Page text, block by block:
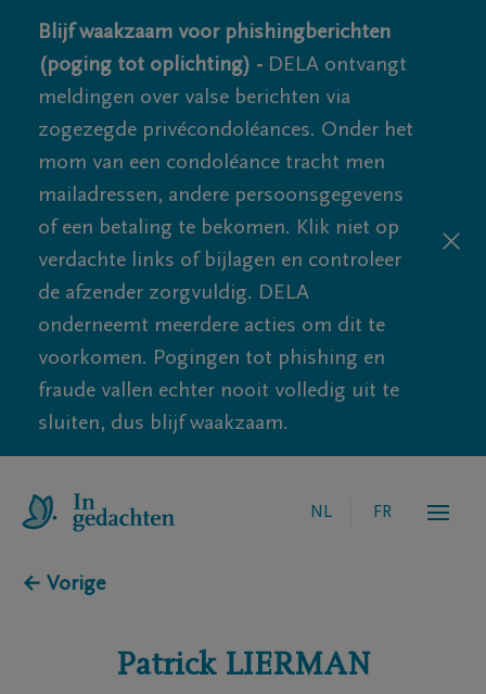
Blijf waakzaam voor phishingberichten
(poging tot oplichting) - DELA ontvangt
meldingen over valse berichten via
zogezegde privécondoléances. Onder het
mom van een condoléance tracht men
mailadressen, andere persoonsgegevens
of een betaling te bekomen. Klik niet op
verdachte links of bijlagen en controleer
de afzender zorgvuldig. DELA
onderneemt meerdere acties om dit te
voorkomen. Pogingen tot phishing en
fraude vallen echter nooit volledig uit te
sluiten, dus blijf waakzaam.
NL FR
← Vorige
Patrick LIERMAN